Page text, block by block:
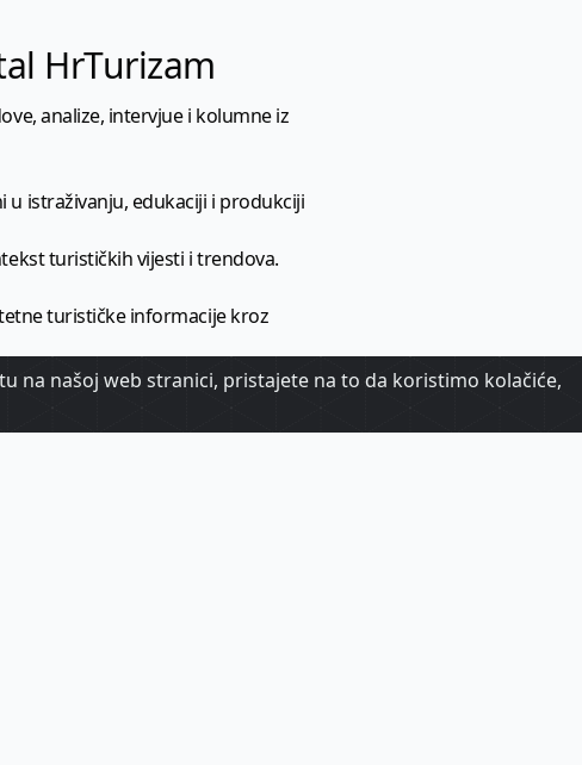
HrTurizam
analize, intervjue i kolumne iz
u istraživanju, edukaciji i produkciji
turističkih vijesti i trendova.
turističke informacije kroz
turizma.
na našoj web stranici, pristajete na to da koristimo kolačiće,